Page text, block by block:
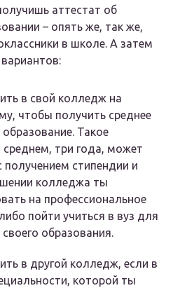
аттестат об
– опять же, так же,
в школе. А затем
в свой колледж на
чтобы получить среднее
Такое
среднем, три года, может
стипендии и
колледжа ты
на профессиональное
пойти учиться в вуз для
образования.
в другой колледж, если в
которой ты